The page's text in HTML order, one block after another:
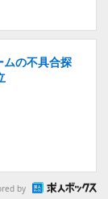
ムの不具合探
by